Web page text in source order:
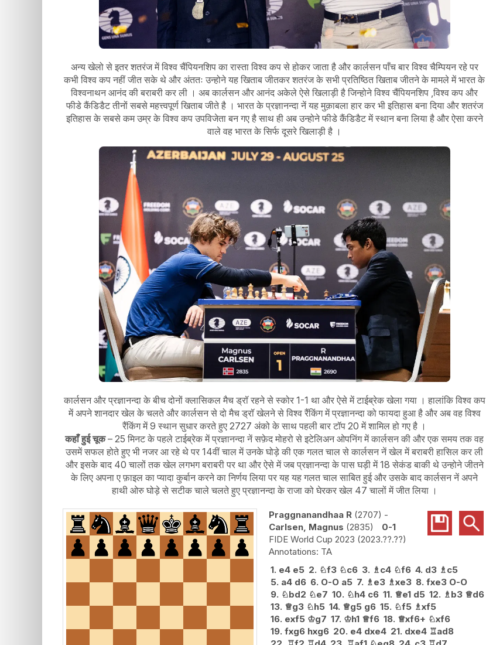
अन्य खेलो से इतर शतरंज में विश्व चैंपियनशिप का रास्ता विश्व कप से होकर जाता है और कार्लसन पाँच बार विश्व चैम्पियन रहे पर
कभी विश्व कप नहीं जीत सके थे और अंततः उन्होने यह खिताब जीतकर शतरंज के सभी प्रतिष्ठित खिताब जीतने के मामले में भारत के
विश्वनाथन आनंद की बराबरी कर ली । अब कार्लसन और आनंद अकेले ऐसे खिलाड़ी है जिन्होने विश्व चैंपियनशिप ,विश्व कप और
फीडे कैंडिडैट तीनों सबसे महत्त्वपूर्ण खिताब जीते है । भारत के प्रज्ञानन्दा नें यह मुक़ाबला हार कर भी इतिहास बना दिया और शतरंज
इतिहास के सबसे कम उम्र के विश्व कप उपविजेता बन गए है साथ ही अब उन्होने फीडे कैंडिडैट में स्थान बना लिया है और ऐसा करने
वाले वह भारत के सिर्फ दूसरे खिलाड़ी है ।
कार्लसन और प्रज्ञानन्दा के बीच दोनों क्लासिकल मैच ड्रॉ रहने से स्कोर 1-1 था और ऐसे में टाईब्रेक खेला गया । हालांकि विश्व कप
में अपने शानदार खेल के चलते और कार्लसन से दो मैच ड्रॉ खेलने से विश्व रैंकिंग में प्रज्ञानन्दा को फायदा हुआ है और अब वह विश्व
रैंकिंग में 9 स्थान सुधार करते हुए 2727 अंको के साथ पहली बार टॉप 20 में शामिल हो गए है ।
कहाँ हुई चूक– 25 मिनट के पहले टाईब्रेक में प्रज्ञानन्दा नें सफ़ेद मोहरो से इटेलिअन ओपनिंग में कार्लसन की और एक समय तक वह
उसमें सफल होते हुए भी नजर आ रहे थे पर 14वीं चाल में उनके घोड़े की एक गलत चाल से कार्लसन नें खेल में बराबरी हासिल कर ली
और इसके बाद 40 चालों तक खेल लगभग बराबरी पर था और ऐसे में जब प्रज्ञानन्दा के पास घड़ी में 18 सेकंड बाकी थे उन्होने जीतने
के लिए अपना ए फ़ाइल का प्यादा कुर्बान करने का निर्णय लिया पर यह यह गलत चाल साबित हुई और उसके बाद कार्लसन नें अपने
हाथी ओरु घोड़े से सटीक चाले चलते हुए प्रज्ञानन्दा के राजा को घेरकर खेल 47 चालों में जीत लिया ।
Praggnanandhaa R 2707
-
Carlsen, Magnus 2835
0-1
FIDE World Cup 2023 2023.??.??
TA
1. e4 e5 2. ♘f3 ♘c6 3. ♗ c4 ♘f6 4. d3 ♗ c5
5. a4 d6 6. O-O a5 7. ♗ e3 ♗xe3 8. fxe3 O-O
9. ♘bd2 ♘e7 10. ♘h4 c6 11. ♕e1 d5 12. ♗ b3 ♕d6
13. ♕g3 ♘h5 14. ♕g5 g6 15. ♘f5 ♗xf5
16. exf5 ♔g7 17. ♔h1 ♕f6 18. ♕xf6+ ♘xf6
19. fxg6 hxg6 20. e4 dxe4 21. dxe4 ♖ad8